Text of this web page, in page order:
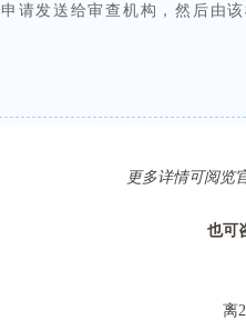
请发送给审查机构，然后由
更多详情可阅览
也可
离